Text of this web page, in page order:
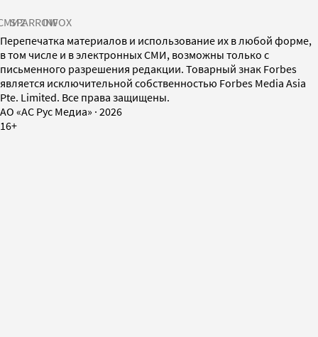
SPARROWINFOX
Перепечатка материалов и использование их в любой форме,
в том числе и в электронных СМИ, возможны только с
письменного разрешения редакции. Товарный знак Forbes
является исключительной собственностью Forbes Media Asia
Pte. Limited. Все права защищены.
AO «АС Рус Медиа» · 2026
16+